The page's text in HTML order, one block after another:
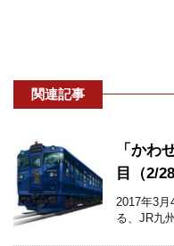
関連記事
「かわ
目（2/28
2017年3
る、JR九